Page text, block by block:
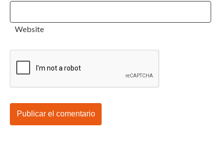
Website